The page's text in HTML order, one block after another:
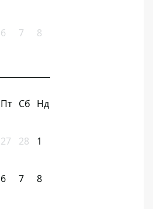
6 7 8
Пт Сб Нд
27 28 1
6 7 8